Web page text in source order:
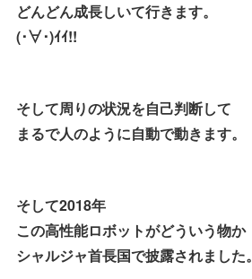
どんどん成長しいて行きます。
(･∀･)ｲｲ!!
そして周りの状況を自己判断して
まるで人のように自動で動きます。
そして2018年
この高性能ロボットがどういう物か
シャルジャ首長国で披露されました。